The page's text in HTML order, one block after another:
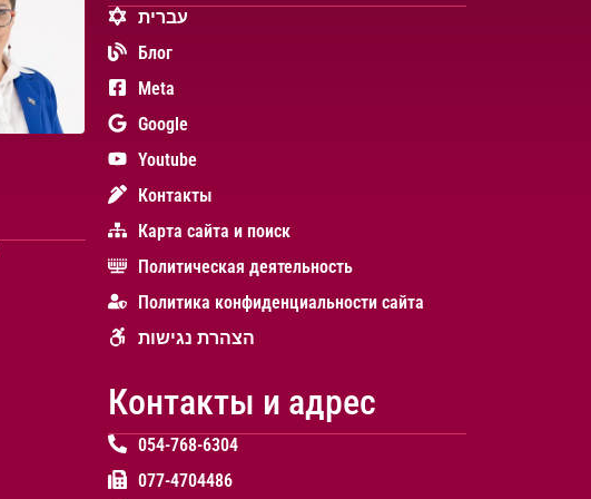
עברית
Блог
Meta
Google
Youtube
Контакты
Карта сайта и поиск
Политическая деятельность
Политика конфиденциальности сайта
הצהרת נגישות
Контакты и адрес
054-768-6304
077-4704486